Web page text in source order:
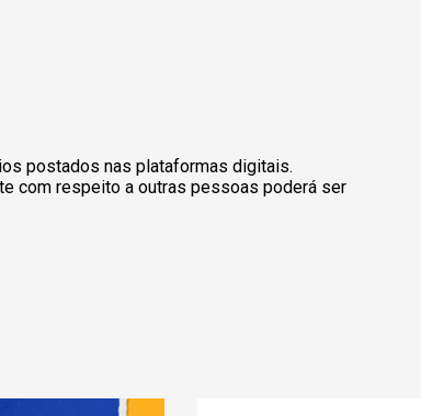
postados nas plataformas digitais.
com respeito a outras pessoas poderá ser